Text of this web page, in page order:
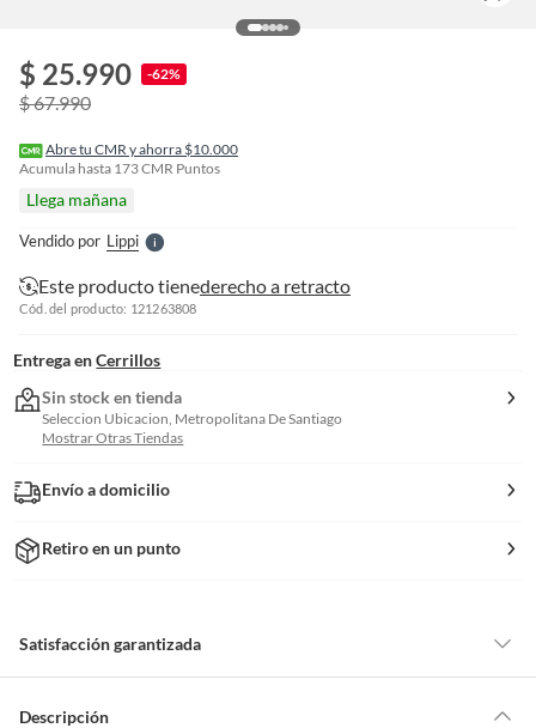
$ 25.990 -62%
$ 67.990
Abre tu CMR y ahorra $10.000
Acumula hasta 173CMR Puntos
Llega mañana
Vendido por LippiS
e
r
f
o
Este producto tienederecho a retracto
Cód. del producto: 121263808
Entrega en Cerrillos
Sin stock en tienda
Seleccion Ubicacion, Metropolitana De Santiago
Mostrar Otras Tiendas
Envío a domicilio
Retiro en un punto
Satisfacción garantizada
de la compra.
Descripción